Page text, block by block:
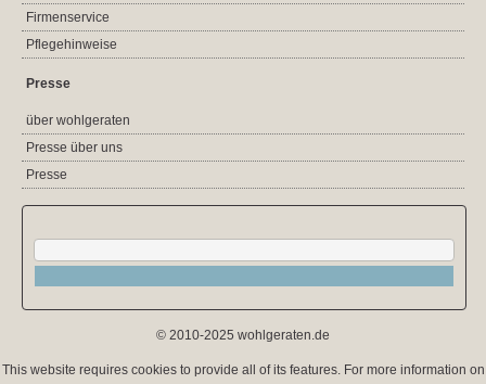
Firmenservice
Pflegehinweise
Presse
über wohlgeraten
Presse über uns
Presse
© 2010-2025 wohlgeraten.de
This website requires cookies to provide all of its features. For more information on